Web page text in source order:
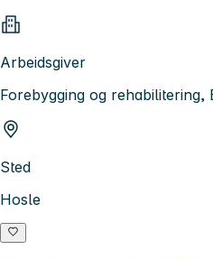
Arbeidsgiver
Forebygging og
Sted
Hosle